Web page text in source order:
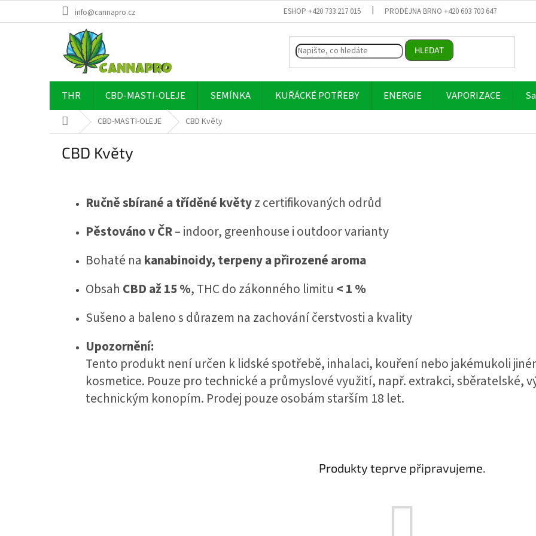
info@cannapro.cz ESHOP +420 733 217 015 PRODEJNA BRNO +420 603 703 647
HLEDAT
THR CBD-MASTI-OLEJE SEMÍNKA KUŘÁCKÉ POTŘEBY ENERGIE VAPORIZACE
Domů CBD-MASTI-OLEJE CBD Květy
CBD Květy
Ručně sbírané a tříděné květyz certifikovaných odrůd
Pěstováno v ČR– indoor, greenhouse i outdoor varianty
Bohaté na kanabinoidy, terpeny a přirozené aroma
Obsah CBD až 15 %, THC do zákonného limitu < 1 %
Sušeno a baleno s důrazem na zachování čerstvosti a kvality
Upozornění:
Tento produkt není určen k lidské spotřebě, inhalaci, kouření nebo jakémukoli
kosmetice. Pouze pro technické a průmyslové využití, např. extrakci, sběratelské,
technickým konopím. Prodej pouze osobám starším 18 let.
Produkty teprve připravujeme.